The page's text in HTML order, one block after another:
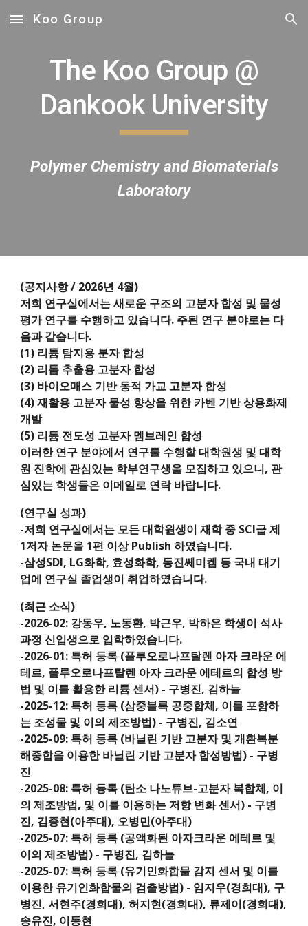
Skip to main content Skip to navigation
Koo Group
The Koo Group @
Dankook University
Polymer Chemistry and Biomaterials
Laboratory
(공지사항 / 2026년 4월)
저희 연구실에서는 새로운 구조의 고분자 합성 및 물성
평가 연구를 수행하고 있습니다. 주된 연구 분야로는 다
음과 같습니다.
(1) 리튬 탐지용 분자 합성
(2) 리튬 추출용 고분자 합성
(3) 바이오매스 기반 동적 가교 고분자 합성
(4)재활용 고분자 물성 향상을 위한 카벤 기반 상용화제
개발
(5) 리튬 전도성 고분자 멤브레인 합성
이러한 연구 분야에서 연구를 수행할 대학원생 및 대학
원 진학에 관심있는 학부연구생을 모집하고 있으니, 관
심있는 학생들은 이메일로 연락 바랍니다.
(연구실 성과)
-저희 연구실에서는 모든 대학원생이 재학 중 SCI급 제
1저자 논문을 1편 이상 Publish 하였습니다.
-삼성SDI, LG화학, 효성화학, 동진쎄미켐 등 국내 대기
업에 연구실 졸업생이 취업하였습니다.
(최근 소식)
-2026-02: 강동우, 노동환, 박근우, 박하은 학생이 석사
과정 신입생으로 입학하였습니다.
-2026-01: 특허 등록 (플루오로나프탈렌 아자 크라운 에
테르, 플루오로나프탈렌 아자 크라운 에테르의 합성 방
법 및 이를 활용한 리튬 센서) - 구병진, 김하늘
-2025-12: 특허 등록 (삼중블록 공중합체, 이를 포함하
는 조성물 및 이의 제조방법) - 구병진, 김소연
-2025-09: 특허 등록 (바닐린 기반 고분자 및 개환복분
해중합을 이용한 바닐린 기반 고분자 합성방법) - 구병
진
-2025-08: 특허 등록 (탄소 나노튜브-고분자 복합체, 이
의 제조방법, 및 이를 이용하는 저항 변화 센서) - 구병
진, 김종현(아주대), 오병민(아주대)
-2025-07: 특허 등록 (공액화된 아자크라운 에테르 및
이의 제조방법) - 구병진, 김하늘
-2025-07: 특허 등록 (유기인화합물 감지 센서 및 이를
이용한 유기인화합물의 검출방법) - 임지우(경희대), 구
병진, 서현주(경희대), 허지현(경희대), 류제이(경희대),
송유진, 이동현